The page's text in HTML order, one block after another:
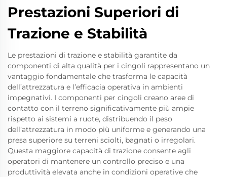
Prestazioni Superiori di
Trazione e Stabilità
Le prestazioni di trazione e stabilità garantite da
componenti di alta qualità per i cingoli rappresentano un
vantaggio fondamentale che trasforma le capacità
dell’attrezzatura e l’efficacia operativa in ambienti
impegnativi. I componenti per cingoli creano aree di
contatto con il terreno significativamente più ampie
rispetto ai sistemi a ruote, distribuendo il peso
dell’attrezzatura in modo più uniforme e generando una
presa superiore su terreni sciolti, bagnati o irregolari.
Questa maggiore capacità di trazione consente agli
operatori di mantenere un controllo preciso e una
produttività elevata anche in condizioni operative che